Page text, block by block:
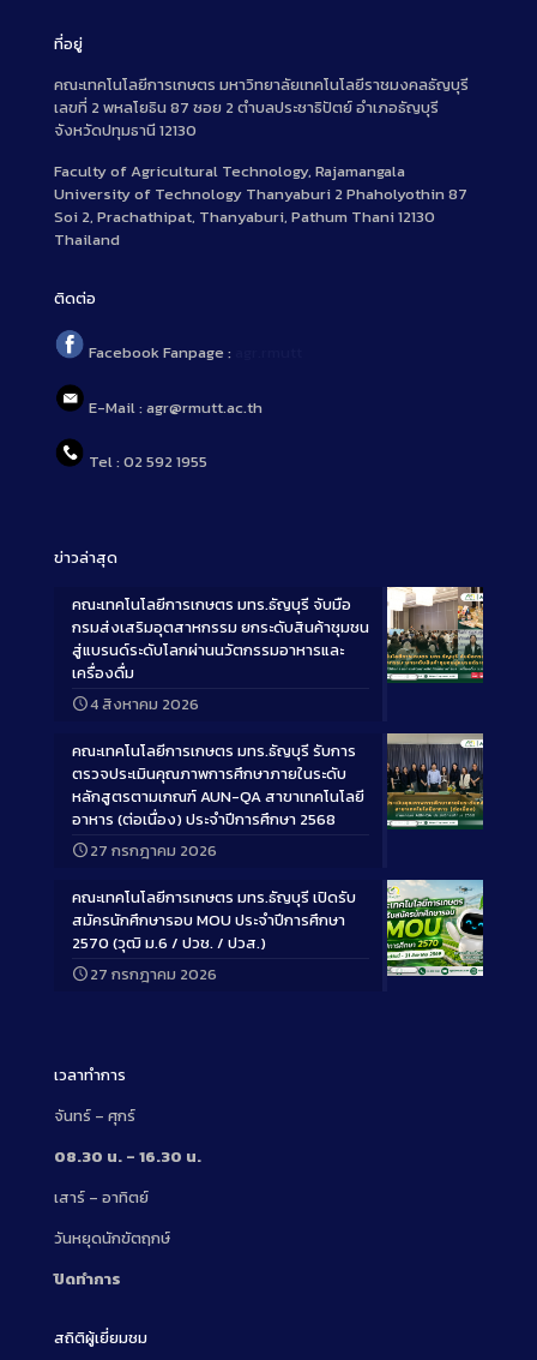
ที่อยู่
คณะเทคโนโลยีการเกษตร มหาวิทยาลัยเทคโนโลยีราชมงคลธัญบุรี
เลขที่ 2 พหลโยธิน 87 ซอย 2 ตำบลประชาธิปัตย์ อำเภอธัญบุรี
จังหวัดปทุมธานี 12130
Faculty of Agricultural Technology, Rajamangala
University of Technology Thanyaburi 2 Phaholyothin 87
Soi 2, Prachathipat, Thanyaburi, Pathum Thani 12130
Thailand
ติดต่อ
Facebook Fanpage :
E-Mail : agr@rmutt.ac.th
Tel : 02 592 1955
ข่าวล่าสุด
Long
คณะเทคโนโลยีการเกษตร มทร.ธัญบุรี จับมือ
กรมส่งเสริมอุตสาหกรรม ยกระดับสินค้าชุมชน
สู่แบรนด์ระดับโลกผ่านนวัตกรรมอาหารและ
เครื่องดื่ม
4 สิงหาคม 2026
Long
คณะเทคโนโลยีการเกษตร มทร.ธัญบุรี รับการ
ตรวจประเมินคุณภาพการศึกษาภายในระดับ
หลักสูตรตามเกณฑ์ AUN-QA สาขาเทคโนโลยี
อาหาร (ต่อเนื่อง) ประจำปีการศึกษา 2568
27 กรกฎาคม 2026
Long
คณะเทคโนโลยีการเกษตร มทร.ธัญบุรี เปิดรับ
สมัครนักศึกษารอบ MOU ประจำปีการศึกษา
2570 (วุฒิ ม.6 / ปวช. / ปวส.)
27 กรกฎาคม 2026
เวลาทำการ
จันทร์ – ศุกร์
08.30 น. – 16.30 น.
เสาร์ – อาทิตย์
วันหยุดนักขัตฤกษ์
ปิดทำการ
สถิติผู้เยี่ยมชม